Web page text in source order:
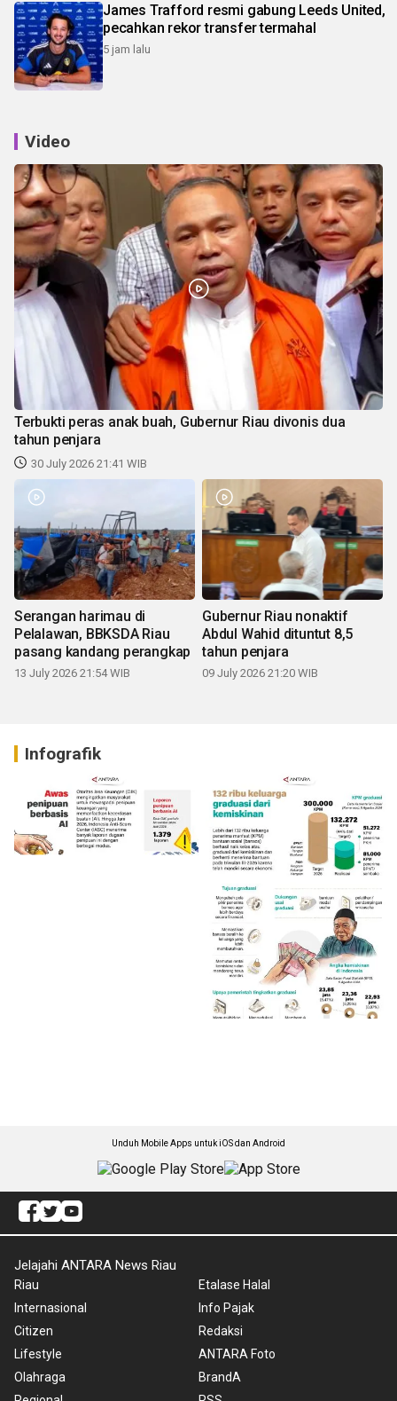
James Trafford resmi gabung Leeds United,
pecahkan rekor transfer termahal
5 jam lalu
Video
Terbukti peras anak buah, Gubernur Riau divonis dua
tahun penjara
30 July 2026 21:41 WIB
Serangan harimau di
Pelalawan, BBKSDA Riau
pasang kandang perangkap
13 July 2026 21:54 WIB
Gubernur Riau nonaktif
Abdul Wahid dituntut 8,5
tahun penjara
09 July 2026 21:20 WIB
Infografik
Unduh Mobile Apps untuk iOS dan Android
Jelajahi ANTARA News Riau
Riau
Internasional
Citizen
Lifestyle
Olahraga
Etalase Halal
Info Pajak
Redaksi
ANTARA Foto
BrandA